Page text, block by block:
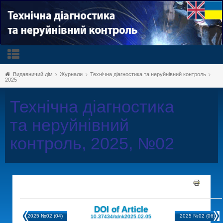
Видавничий дім Журнали
Технічна діагностика та неруйнівний контроль
2025
Технічна діагностика
та неруйнівний
контроль, 2025, №02
2025 №02 (04)
DOI of Article
10.37434/tdnk2025.02.05 2025 №02 (06)